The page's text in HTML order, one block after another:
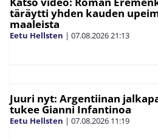
täräytti yhden kauden
maaleista
Eetu Hellsten | 07.08.202621:13
Juuri nyt: Argentiinan
tukee Gianni Infantinoa
Eetu Hellsten | 07.08.2026 11:19